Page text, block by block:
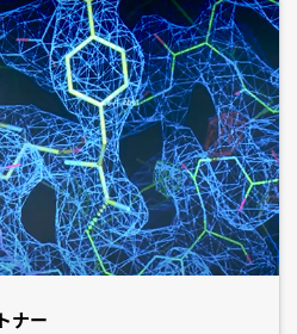
ナー